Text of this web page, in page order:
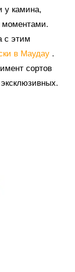
у камина,
моментами.
с этим
в Маудау .
сортов